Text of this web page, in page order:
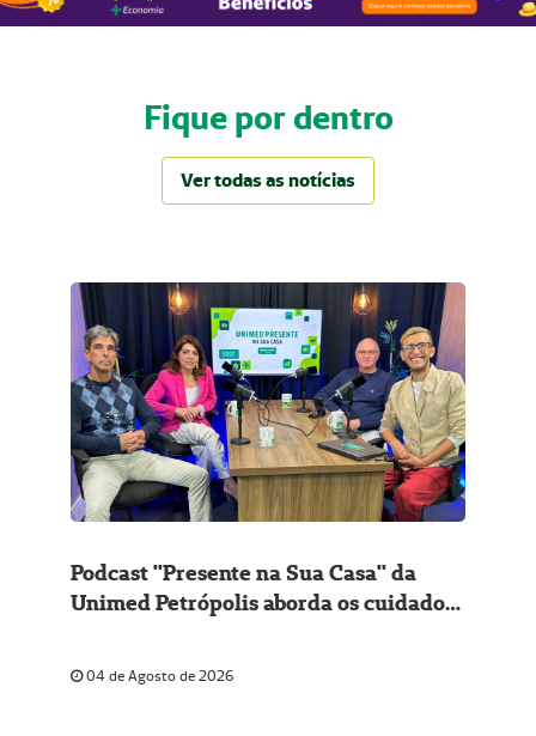
Fique por dentro
Ver todas as notícias
Podcast "Presente na Sua Casa" da
Unimed Petrópolis aborda os cuidados
na saúde respiratória
04 de Agosto de 2026